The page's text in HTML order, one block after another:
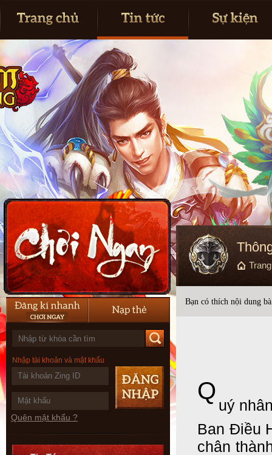
Nhập tài khoản và mật khẩu
Quên mật khẩu ?
Bạn có thích nội dung
Q
uý
Ban Điều
chân